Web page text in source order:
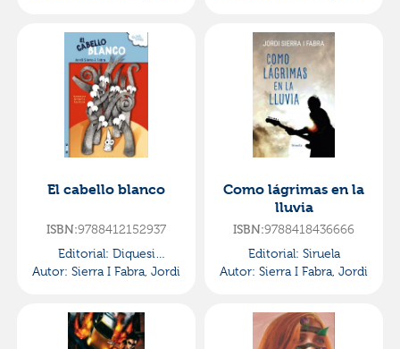
El cabello blanco
ISBN:9788412152937
Editorial: Diquesi
Ediciones
Autor: Sierra I Fabra, Jordi
Como lágrimas en la
lluvia
ISBN:9788418436666
Editorial: Siruela
Autor: Sierra I Fabra, Jordi